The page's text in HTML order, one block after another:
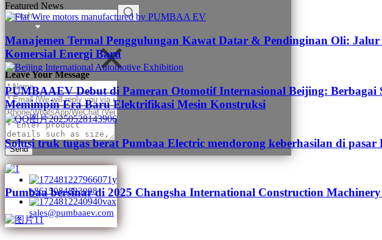
Leave Your Message
Send
+8615084893098
sales@pumbaaev.com
Featured News
Manajemen Termal Penggulungan Kawat Datar & Pendinginan Oli:
Komersial Energi Baru
PUMBAAEV Debut di Pameran Otomotif Internasional Beijing:
Memimpin Era Baru Elektrifikasi Mesin Konstruksi
Solusi truk tugas berat Pumbaa Electric mendorong keberhasilan di pasar
Pumbaa bersinar di 2025 Changsha International Construction